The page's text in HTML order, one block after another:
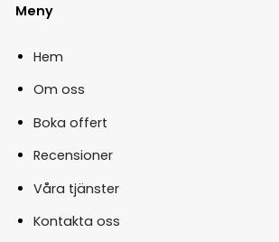
Meny
Hem
Om oss
Boka offert
Recensioner
Våra tjänster
Kontakta oss